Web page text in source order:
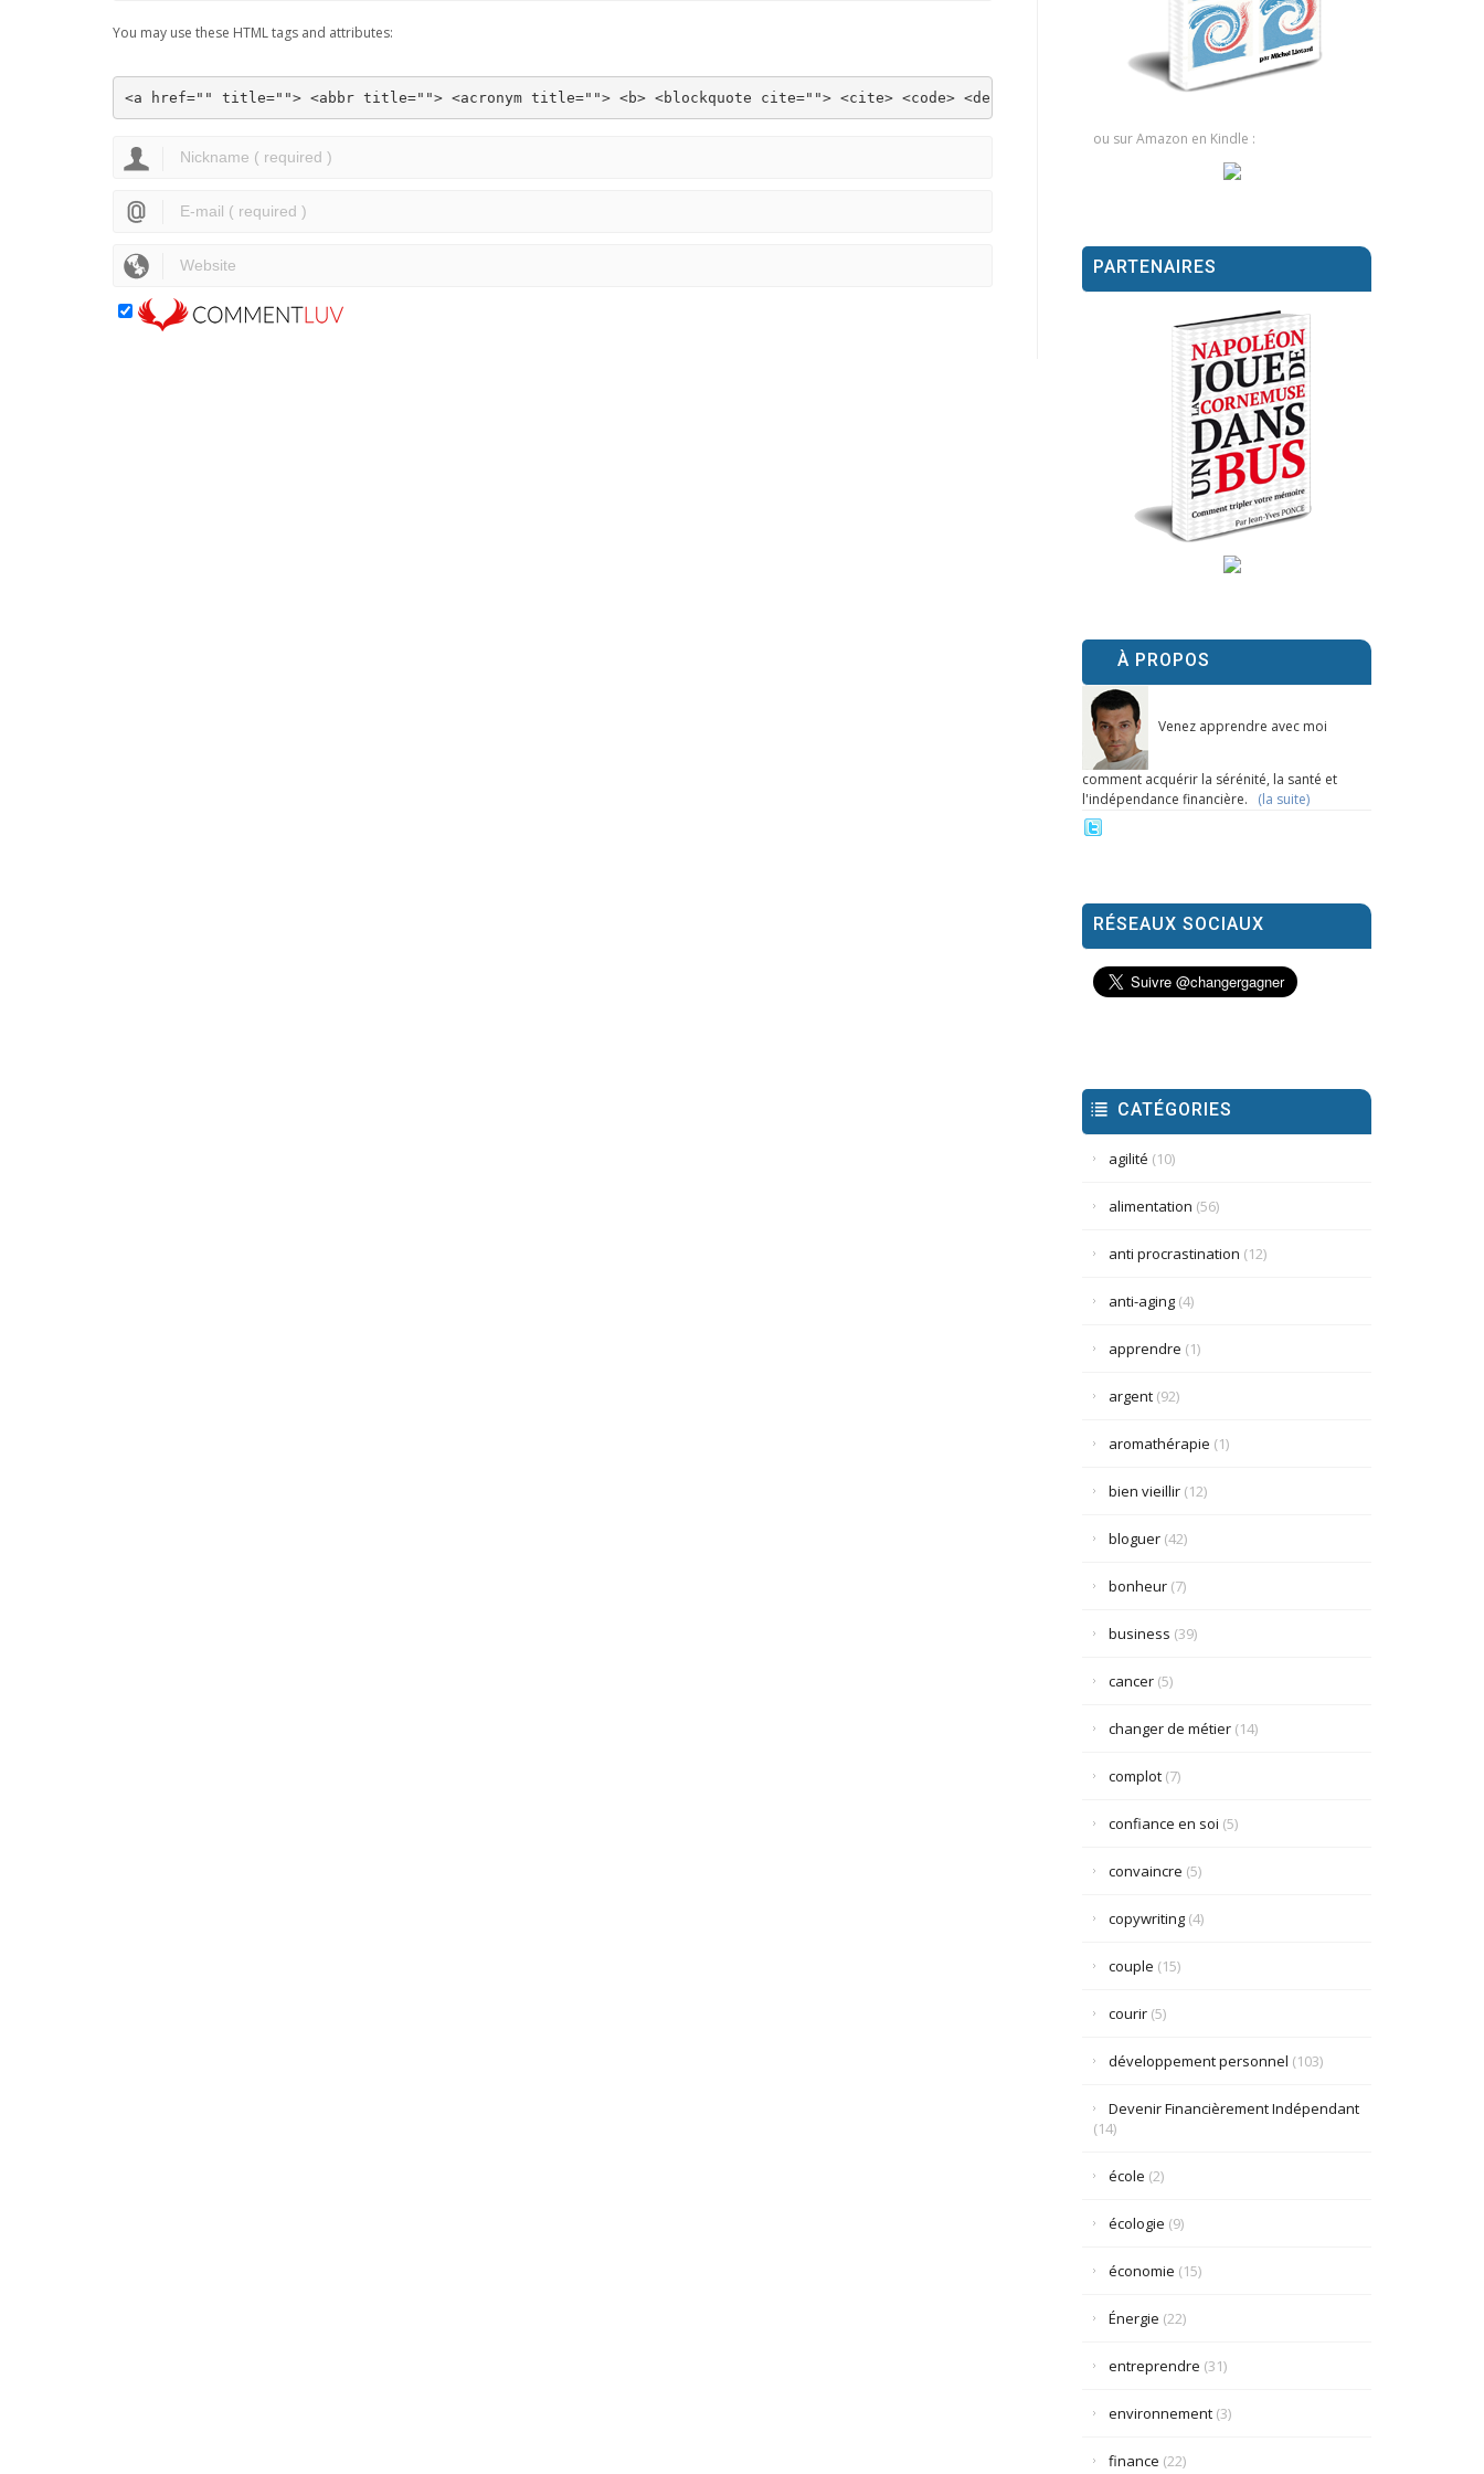
You may use these HTML tags and attributes:
<a href="" title=""> <abbr title=""> <acronym title=""> <b> <blockquote cite=""> <cite> <code> <del datetime=""> <em> <i> <q cite=""> <strike> <strong>
ou sur Amazon en Kindle :
PARTENAIRES
À PROPOS
Venez apprendre avec moi
comment acquérir la sérénité, la santé et
l'indépendance financière. (la suite)
RÉSEAUX SOCIAUX
CATÉGORIES
agilité (10)
alimentation (56)
anti procrastination (12)
anti-aging(4)
apprendre (1)
argent(92)
aromathérapie (1)
bien vieillir(12)
bloguer(42)
bonheur(7)
business (39)
cancer(5)
changer de métier(14)
complot(7)
confiance en soi (5)
convaincre (5)
copywriting(4)
couple (15)
courir(5)
développement personnel (103)
Devenir Financièrement Indépendant
(14)
école (2)
écologie (9)
économie (15)
Énergie (22)
entreprendre (31)
environnement(3)
finance (22)